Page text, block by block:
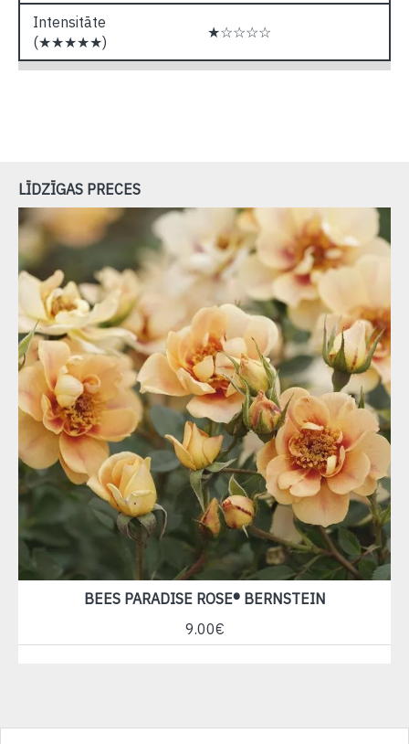
Intensitāte
(★★★★★)
★☆☆☆☆
LĪDZĪGAS PRECES
BEES PARADISE ROSE® BERNSTEIN
9.00€